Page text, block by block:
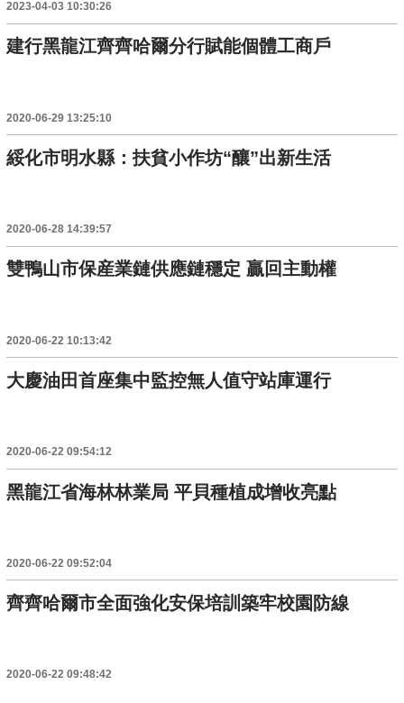
2023-04-03 10:30:26
建行黑龍江齊齊哈爾分行賦能個體工商戶
2020-06-29 13:25:10
綏化市明水縣：扶貧小作坊“釀”出新生活
2020-06-28 14:39:57
雙鴨山市保産業鏈供應鏈穩定 贏回主動權
2020-06-22 10:13:42
大慶油田首座集中監控無人值守站庫運行
2020-06-22 09:54:12
黑龍江省海林林業局 平貝種植成增收亮點
2020-06-22 09:52:04
齊齊哈爾市全面強化安保培訓築牢校園防線
2020-06-22 09:48:42